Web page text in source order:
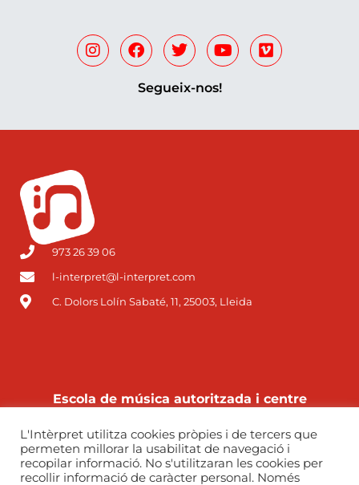
Segueix-nos!
973 26 39 06
l-interpret@l-interpret.com
C. Dolors Lolín Sabaté, 11, 25003, Lleida
Escola de música autoritzada i centre
Departament d’Educació de la Generalitat de
Catalunya
L'Intèrpret utilitza cookies pròpies i de tercers que
permeten millorar la usabilitat de navegació i
recopilar informació. No s'utilitzaran les cookies per
recollir informació de caràcter personal. Només